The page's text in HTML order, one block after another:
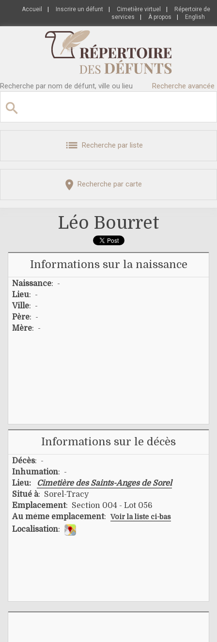
Accueil Inscrire un défunt Cimetière virtuel
Répertoire de
services
À propos English
Recherche par nom de défunt, ville ou lieu Recherche avancée
Recherche par liste
Recherche par carte
Léo Bourret
Informations sur la naissance
Naissance: -
Lieu: -
Ville: -
Père: -
Mère: -
Informations sur le décès
Décès: -
Inhumation: -
Lieu:
Cimetière des Saints-Anges de Sorel
Situé à: Sorel-Tracy
Emplacement: Section 004 - Lot 056
Au même emplacement: Voir la liste ci-bas
Localisation: